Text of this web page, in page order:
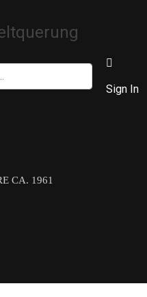
Sign In
CA. 1961